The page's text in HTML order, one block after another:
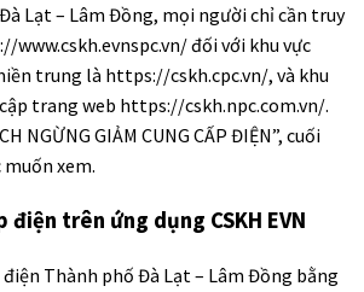
Lạt – Lâm Đồng, mọi người chỉ cần truy
đối với khu vực
trung là https://cskh.cpc.vn/, và khu
trang web https://cskh.npc.com.vn/.
NGỪNG GIẢM CUNG CẤP ĐIỆN”, cuối
xem.
điện trên ứng dụng CSKH EVN
Thành phố Đà Lạt – Lâm Đồng bằng